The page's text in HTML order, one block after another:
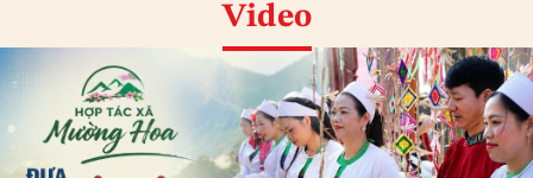
Video